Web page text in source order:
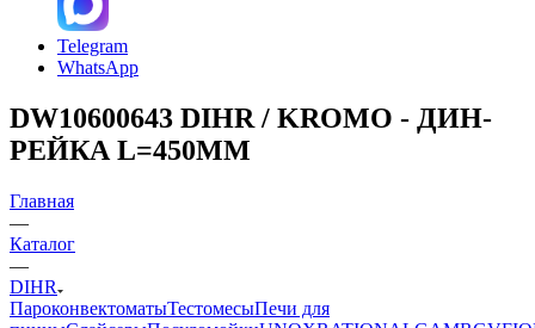
Telegram
WhatsApp
DW10600643 DIHR / KROMO - ДИН-
РЕЙКА L=450ММ
Главная
—
Каталог
—
DIHR
ПароконвектоматыТестомесыПечи для